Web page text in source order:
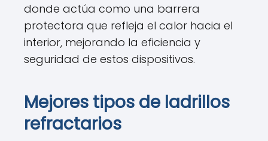
donde actúa como una barrera
protectora que refleja el calor hacia el
interior, mejorando la eficiencia y
seguridad de estos dispositivos.
Mejores tipos de ladrillos
refractarios